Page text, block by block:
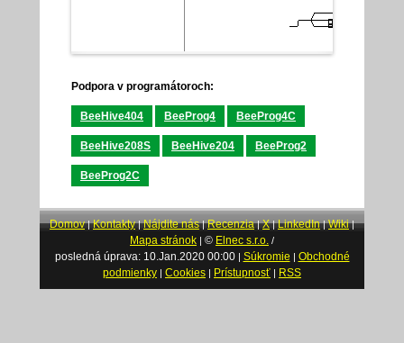
Podpora v programátoroch:
BeeHive404 BeeProg4 BeeProg4C
BeeHive208S BeeHive204 BeeProg2
BeeProg2C
Domov|Kontakty|Nájdite nás|Recenzia|X|LinkedIn|Wiki|
Mapa stránok | © Elnec s.r.o. /
posledná úprava: 10.Jan.2020 00:00| Súkromie | Obchodné
podmienky | Cookies | Prístupnosť | RSS